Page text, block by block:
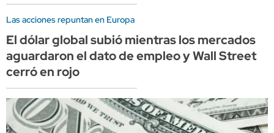
Las acciones repuntan en Europa
El dólar global subió mientras los mercados
aguardaron el dato de empleo y Wall Street
cerró en rojo